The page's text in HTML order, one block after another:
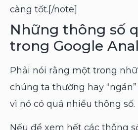
càng tốt.[/note]
Những thông số
trong Google
Phải nói rằng một trong
chúng ta thường hay
vì nó có quá nhiều thông số.
Nếu để xem hết các thông